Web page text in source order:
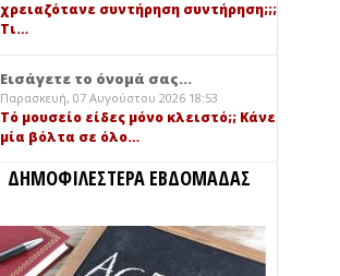
χρειαζότανε συντήρηση συντήρηση;;;
Τι…
Εισάγετε το όνομά σας...
Παρασκευή, 07 Αυγούστου 2026 18:53
Τό μουσείο είδες μόνο κλειστό;; Κάνε
μία βόλτα σε όλο…
ΔΗΜΟΦΙΛΕΣΤΕΡΑ ΕΒΔΟΜΑΔΑΣ